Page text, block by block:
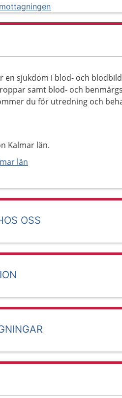
en sjukdom i blod- och
samt blod- och
du för utredning och
Kalmar län.
län
OSS